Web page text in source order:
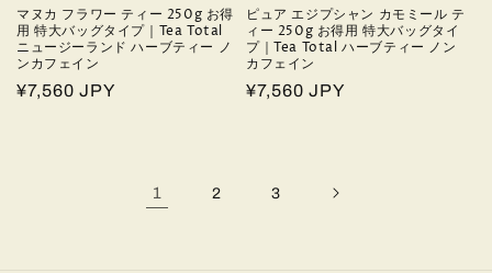
マヌカ フラワー ティー 250g お得
用 特大バッグタイプ｜Tea Total
ニュージーランド ハーブティー ノ
ンカフェイン
通
¥7,560 JPY
ピュア エジプシャン カモミール テ
ィー 250g お得用 特大バッグタイ
プ｜Tea Total ハーブティー ノン
カフェイン
通
¥7,560 JPY
1 2 3